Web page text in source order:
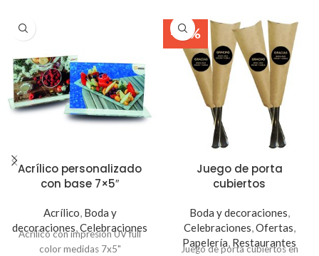
Acrílico personalizado
con base 7×5″
Acrílico, Boda y
decoraciones,Celebraciones
Acrílico con impresión UV full
color medidas 7x5"
-40%
Juego de porta
cubiertos
Boda y decoraciones,
Celebraciones,Ofertas,
Papelería, Restaurantes
Juego de porta cubiertos en